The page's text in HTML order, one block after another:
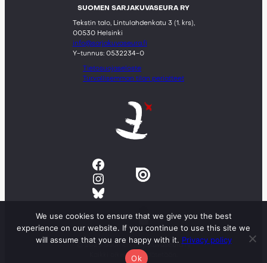
SUOMEN SARJAKUVASEURA RY
Tekstin talo, Lintulahdenkatu 3 (1. krs),
00530 Helsinki
info@sarjakuvaseura.fi
Y-tunnus: 0532234-0
Tietosuojaseloste
Turvallisemman tilan periatteet
Facebook
Instagram
Bluesky
© 2023 Suomen sarjakuvaseura ry
Kaikki oikeudet pidätetään.
We use cookies to ensure that we give you the best
experience on our website. If you continue to use this site we
will assume that you are happy with it. Privacy policy
Ok